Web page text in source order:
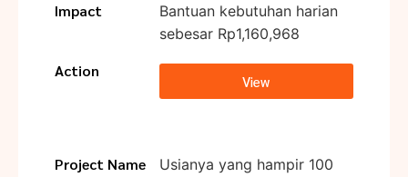
Impact
Bantuan kebutuhan harian
sebesar Rp1,160,968
Action
View
Project Name
Usianya yang hampir 100